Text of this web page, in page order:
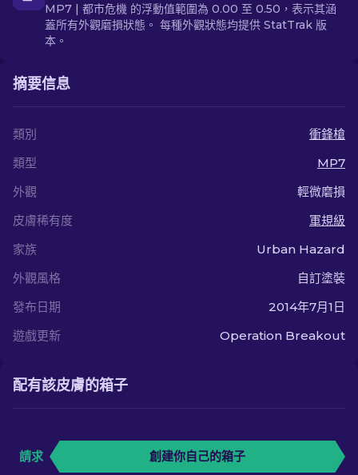
MP7 | 都市危機 的浮動值範圍為 0.00 至 0.50，表示其涵
蓋所有外觀磨損狀態。 每種外觀狀態均提供 StatTrak 版
本。
摘要信息
類別
衝鋒槍
類型
MP7
外觀
輕微磨損
皮膚稀有度
軍規級
家族
Urban Hazard
外觀風格
自訂塗裝
發布日期
2014年7月1日
遊戲更新
Operation Breakout
配有該皮膚的箱子
請求 創建你自己的箱子